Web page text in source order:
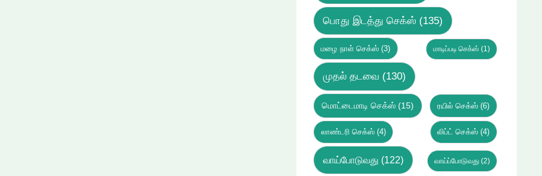
பொது இடத்து செக்ஸ்(135)
மழை நாள் செக்ஸ் (3) மாடிப்படி செக்ஸ் (1)
முதல் தடவை (130)
மொட்டைமாடி செக்ஸ்(15) ரயில் செக்ஸ்(6)
லாண்டரி செக்ஸ்(4) லிப்ட் செக்ஸ் (4)
வாய்போடுவது (122) வாய்ப்போடுவது(2)